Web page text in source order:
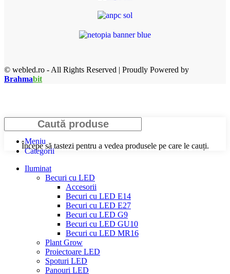
© webled.ro - All Rights Reserved | Proudly Powered by
Brahmabit
Începe să tastezi pentru a vedea produsele pe care le cauți.
Caută
Meniu
Categorii
Iluminat
Becuri cu LED
Accesorii
Becuri cu LED E14
Becuri cu LED E27
Becuri cu LED G9
Becuri cu LED GU10
Becuri cu LED MR16
Plant Grow
Proiectoare LED
Spoturi LED
Panouri LED